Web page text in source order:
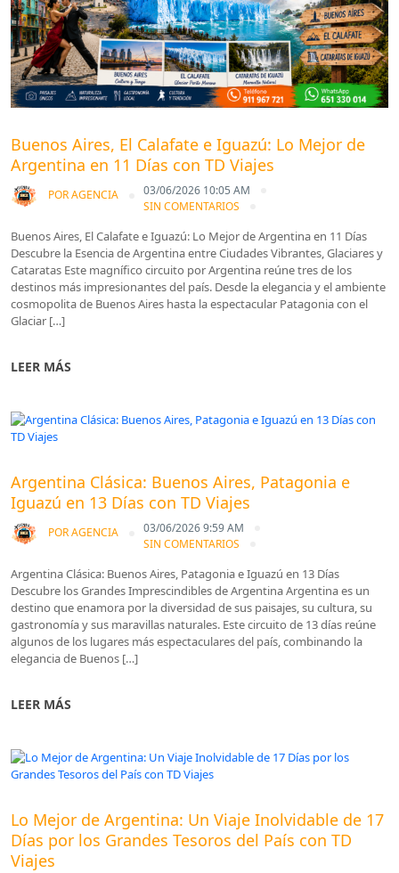
Buenos Aires, El Calafate e Iguazú: Lo Mejor de
Argentina en 11 Días con TD Viajes
PORAGENCIA
03/06/2026 10:05 AM
SIN COMENTARIOS
Buenos Aires, El Calafate e Iguazú: Lo Mejor de Argentina en 11 Días
Descubre la Esencia de Argentina entre Ciudades Vibrantes, Glaciares y
Cataratas Este magnífico circuito por Argentina reúne tres de los
destinos más impresionantes del país. Desde la elegancia y el ambiente
cosmopolita de Buenos Aires hasta la espectacular Patagonia con el
Glaciar […]
LEER MÁS
Argentina Clásica: Buenos Aires, Patagonia e
Iguazú en 13 Días con TD Viajes
PORAGENCIA
03/06/2026 9:59 AM
SIN COMENTARIOS
Argentina Clásica: Buenos Aires, Patagonia e Iguazú en 13 Días
Descubre los Grandes Imprescindibles de Argentina Argentina es un
destino que enamora por la diversidad de sus paisajes, su cultura, su
gastronomía y sus maravillas naturales. Este circuito de 13 días reúne
algunos de los lugares más espectaculares del país, combinando la
elegancia de Buenos […]
LEER MÁS
Lo Mejor de Argentina: Un Viaje Inolvidable de 17
Días por los Grandes Tesoros del País con TD
Viajes